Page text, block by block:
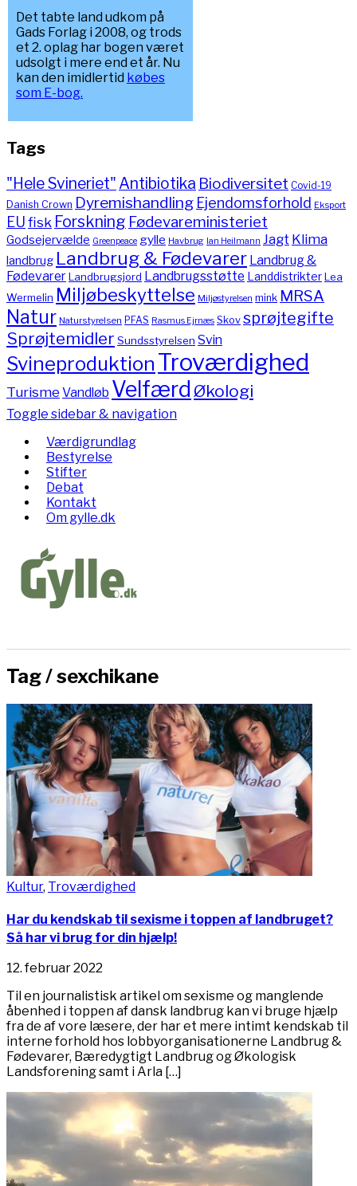
Det tabte land udkom på
Gads Forlag i 2008, og trods
et 2. oplag har bogen været
udsolgt i mere end et år. Nu
kan den imidlertid købes
som E-bog.
Tags
"Hele Svineriet" Antibiotika Biodiversitet Covid-19
Danish Crown Dyremishandling Ejendomsforhold Eksport
EUfisk Forskning Fødevareministeriet
Godsejervælde Greenpeace gylle Havbrug Ian Heilmann Jagt Klima
landbrug Landbrug & Fødevarer Landbrug &
FødevarerLandbrugsjord Landbrugsstøtte LanddistrikterLea
Wermelin Miljøbeskyttelse Miljøstyrelsen mink MRSA
Natur Naturstyrelsen PFAS Rasmus Ejrnæs Skov sprøjtegifte
Sprøjtemidler Sundsstyrelsen Svin
Svineproduktion Troværdighed
TurismeVandløb Velfærd Økologi
Toggle sidebar & navigation
Værdigrundlag
Bestyrelse
Stifter
Debat
Kontakt
Om gylle.dk
Tag /sexchikane
Kultur, Troværdighed
Har du kendskab til sexisme i toppen af landbruget?
Så har vi brug for din hjælp!
12. februar 2022
Til en journalistisk artikel om sexisme og manglende
åbenhed i toppen af dansk landbrug kan vi bruge hjælp
fra de af vore læsere, der har et mere intimt kendskab til
interne forhold hos lobbyorganisationerne Landbrug &
Fødevarer, Bæredygtigt Landbrug og Økologisk
Landsforening samt i Arla […]